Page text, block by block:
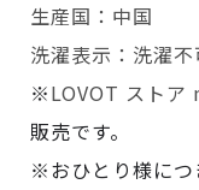
生産国：中国
洗濯表示：洗濯不
※LOVOT ストア
販売です。
※おひとり様につ